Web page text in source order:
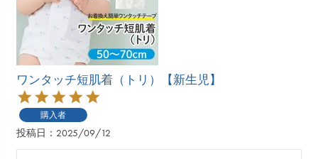
ワンタッチ短肌着（トリ）【新生児】
購入者
投稿日 2025/09/12